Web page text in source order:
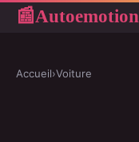
📰Autoemotion
Accueil›Voiture